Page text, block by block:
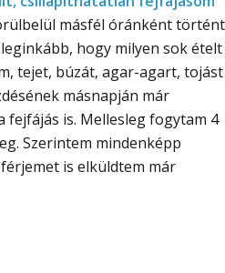
másfél óránként
hogy milyen sok ételt
tejet, búzát, agar-agart, tojást
másnapján már
fejfájás is. Mellesleg fogytam 4
Szerintem mindenképp
is elküldtem már